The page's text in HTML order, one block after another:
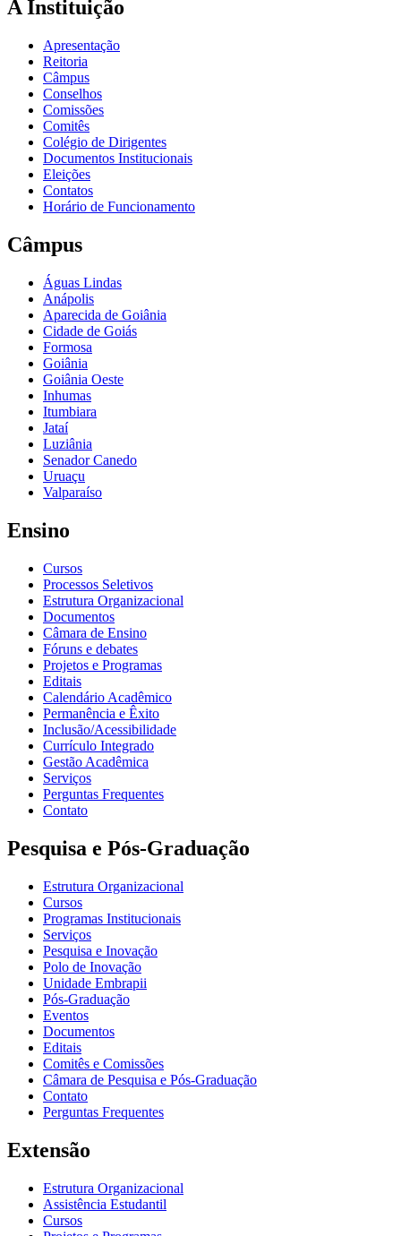
A Instituição
Apresentação
Reitoria
Câmpus
Conselhos
Comissões
Comitês
Colégio de Dirigentes
Documentos Institucionais
Eleições
Contatos
Horário de Funcionamento
Câmpus
Águas Lindas
Anápolis
Aparecida de Goiânia
Cidade de Goiás
Formosa
Goiânia
Goiânia Oeste
Inhumas
Itumbiara
Jataí
Luziânia
Senador Canedo
Uruaçu
Valparaíso
Ensino
Cursos
Processos Seletivos
Estrutura Organizacional
Documentos
Câmara de Ensino
Fóruns e debates
Projetos e Programas
Editais
Calendário Acadêmico
Permanência e Êxito
Inclusão/Acessibilidade
Currículo Integrado
Gestão Acadêmica
Serviços
Perguntas Frequentes
Contato
Pesquisa e Pós-Graduação
Estrutura Organizacional
Cursos
Programas Institucionais
Serviços
Pesquisa e Inovação
Polo de Inovação
Unidade Embrapii
Pós-Graduação
Eventos
Documentos
Editais
Comitês e Comissões
Câmara de Pesquisa e Pós-Graduação
Contato
Perguntas Frequentes
Extensão
Estrutura Organizacional
Assistência Estudantil
Cursos